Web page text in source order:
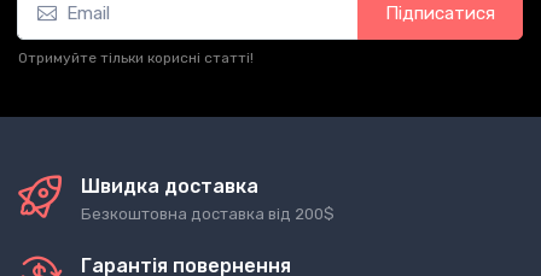
Підписатися
Отримуйте тільки корисні статті!
Швидка доставка
Безкоштовна доставка від 200$
Гарантія повернення